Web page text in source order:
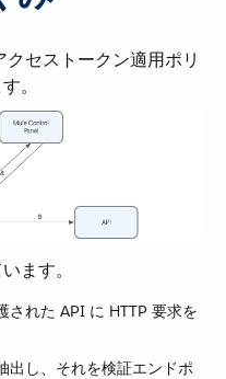
セストークン適用ポリ
。
ます。
された API に HTTP 要求を
出し、それを検証エンドポ